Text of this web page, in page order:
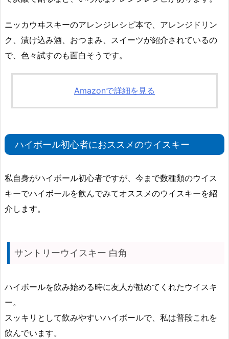
ニッカウヰスキーのアレンジレシピ本で、アレンジドリン
ク、漬け込み酒、おつまみ、スイーツが紹介されているの
で、色々試すのも面白そうです。
Amazonで詳細を見る
ハイボール初心者におススメのウイスキー
私自身がハイボール初心者ですが、今まで数種類のウイス
キーでハイボールを飲んでみてオススメのウイスキーを紹
介します。
サントリーウイスキー 白角
ハイボールを飲み始める時に友人が勧めてくれたウイスキ
ー。
スッキリとして飲みやすいハイボールで、私は普段これを
飲んでいます。